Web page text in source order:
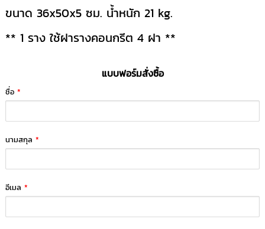
ขนาด 36x50x5 ซม. น้ำหนัก 21 kg.
** 1 ราง ใช้ฝารางคอนกรีต 4 ฝา **
แบบฟอร์มสั่งซื้อ
ชื่อ*
นามสกุล*
อีเมล*